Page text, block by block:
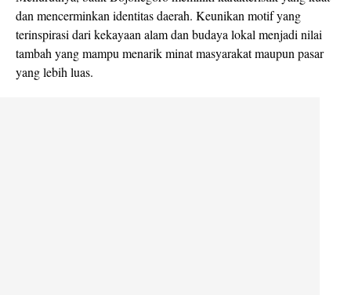
dan mencerminkan identitas daerah. Keunikan motif yang
terinspirasi dari kekayaan alam dan budaya lokal menjadi nilai
tambah yang mampu menarik minat masyarakat maupun pasar
yang lebih luas.